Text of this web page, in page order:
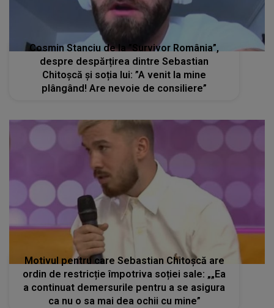
Cosmin Stanciu de la ”Survivor România”,
despre despărțirea dintre Sebastian
Chitoșcă și soția lui: ”A venit la mine
plângând! Are nevoie de consiliere”
Motivul pentru care Sebastian Chitoșcă are
ordin de restricție împotriva soției sale: „„Ea
a continuat demersurile pentru a se asigura
ca nu o sa mai dea ochii cu mine”